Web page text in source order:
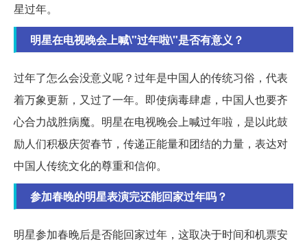
星过年。
明星在电视晚会上喊\"过年啦\"是否有意义？
过年了怎么会没意义呢？过年是中国人的传统习俗，代表
着万象更新，又过了一年。即使病毒肆虐，中国人也要齐
心合力战胜病魔。明星在电视晚会上喊过年啦，是以此鼓
励人们积极庆贺春节，传递正能量和团结的力量，表达对
中国人传统文化的尊重和信仰。
参加春晚的明星表演完还能回家过年吗？
明星参加春晚后是否能回家过年，这取决于时间和机票安